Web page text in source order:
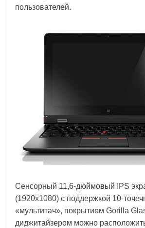
пользователей.
Сенсорный 11,6-дюймовый IPS
(1920x1080) с поддержкой 10-
«мультитач», покрытием Gorilla
диджитайзером можно